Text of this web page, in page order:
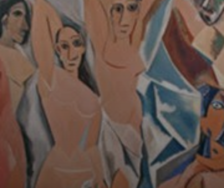
Esta obra foi
considerada
chocante, mesmo
para os amigos
artistas mais
próximos do
artista, tanto pelo